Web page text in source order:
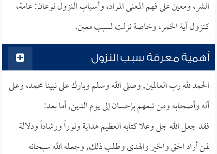
الشر، ومعين على فهم المعنى المراد، وأسباب النزول نوعان: عامة،
كنزول آية الخمر، وخاصة نزلت لسبب معين.
أهمية معرفة سبب النزول
الحمد لله رب العالمين, وصلى الله وسلم وبارك على نبينا محمد، وعلى
آله وأصحابه ومن تبعهم بإحسان إلى يوم الدين, أما بعد:
فقد جعل الله جل وعلا كتابه العظيم هداية ونوراً ورشاداً ودلالة
لمن أراد الحق والخير والهدى وطلب ذلك, وجعله الله سبحانه